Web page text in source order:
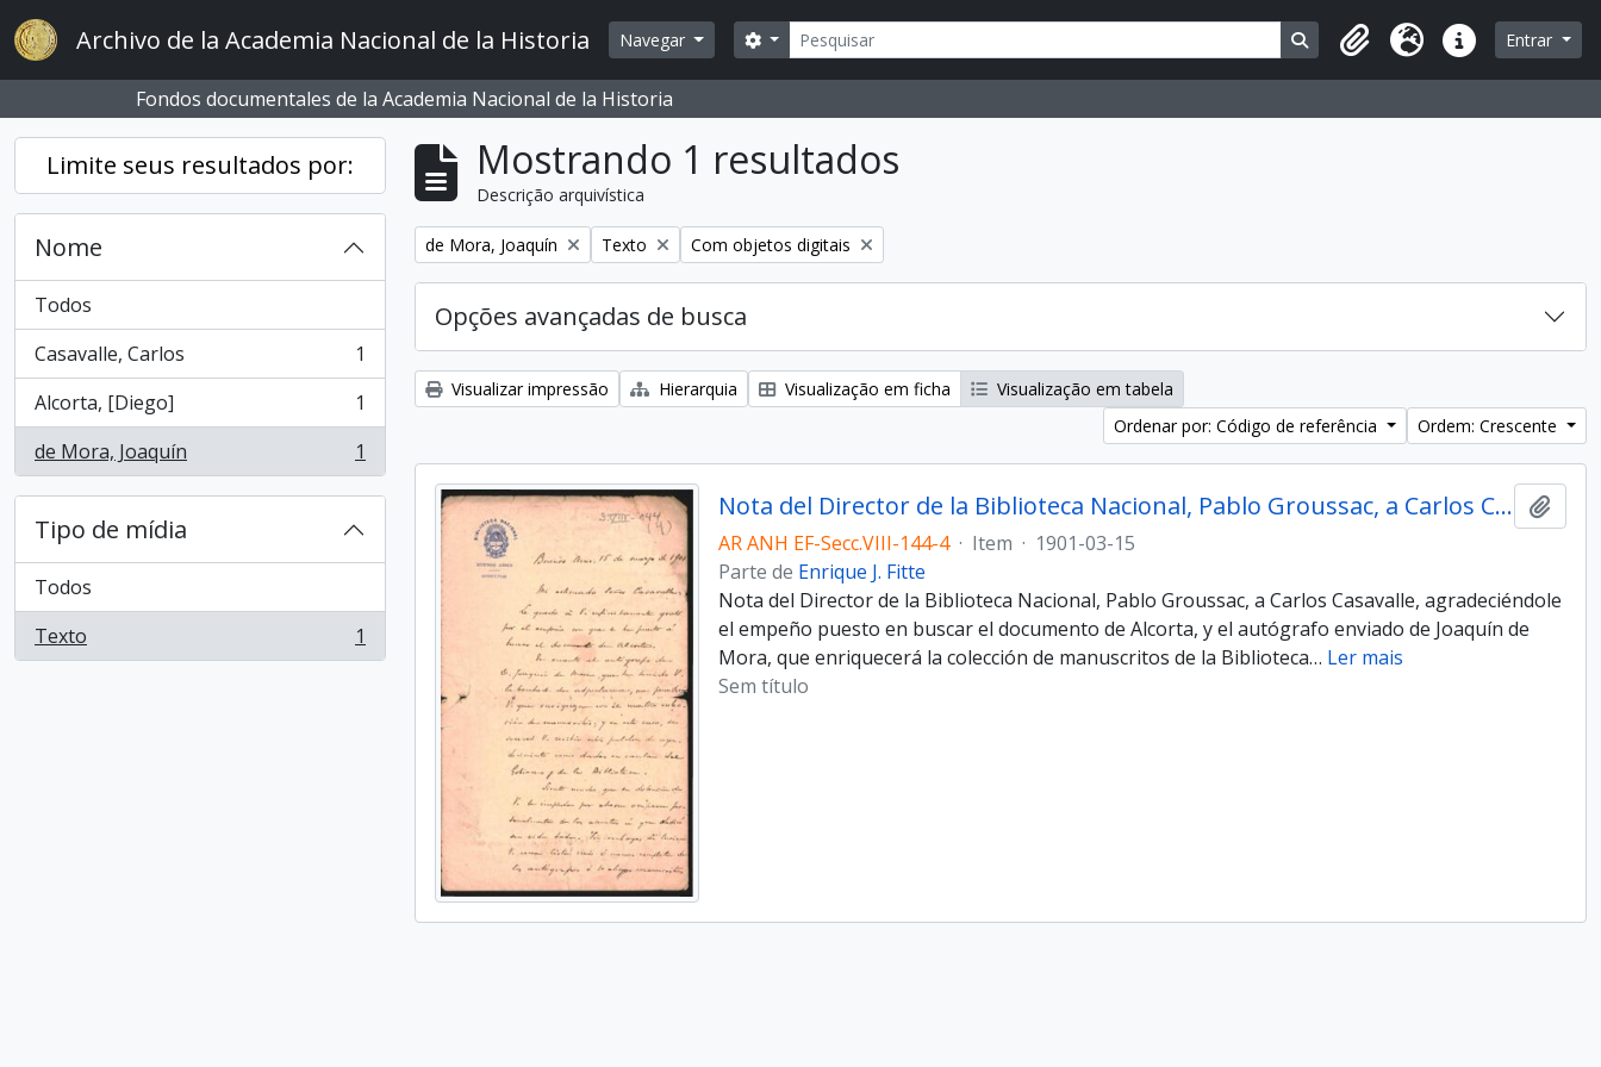
Skip to main content
Archivo de la Academia Nacional de la Historia Navegar Buscar
Opções de busca Busque na página de navegação
Área de Transferência
Idioma Atalhos Entrar
Fondos documentales de la Academia Nacional de la Historia
Limite seus resultados por:
Nome
Todos
Casavalle, Carlos
, 1 resultados
1
Alcorta, [Diego]
, 1 resultados
1
de Mora, Joaquín
, 1 resultados 1
Tipo de mídia
Todos
Texto
, 1 resultados 1
Mostrando 1 resultados
Descrição arquivística
Remover filtro:
de Mora, Joaquín Remover filtro:
Texto Remover filtro:
Com objetos digitais
Opções avançadas de busca
Visualizar impressão Hierarquia Visualização em ficha
Visualização em tabela
Ordenar por: Código de referência
Ordem: Crescente
Nota del Director de la Biblioteca Nacio­nal, Pablo Groussac, a Carlos Casavalle
AR ANH EF-Secc.VIII-144-4 · Item · 1901-03-15
Parte de Enrique J. Fitte
Nota del Director de la Biblioteca Nacio­nal, Pablo Groussac, a Carlos Casavalle, agradeciéndole
el em­peño puesto en buscar el documento de Alcorta, y el autógrafo enviado de Joaquín de
Mora, que enriquecerá la colección de manuscritos de la Biblioteca… Ler mais
Sem título